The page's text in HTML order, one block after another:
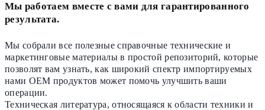
Мы работаем вместе с вами для гарантированного
результата.
Мы собрали все полезные справочные технические и
маркетинговые материалы в простой репозиторий, которые
позволят вам узнать, как широкий спектр импортируемых
нами OEM продуктов может помочь улучшить ваши
операции.
Техническая литература, относящаяся к области техники и